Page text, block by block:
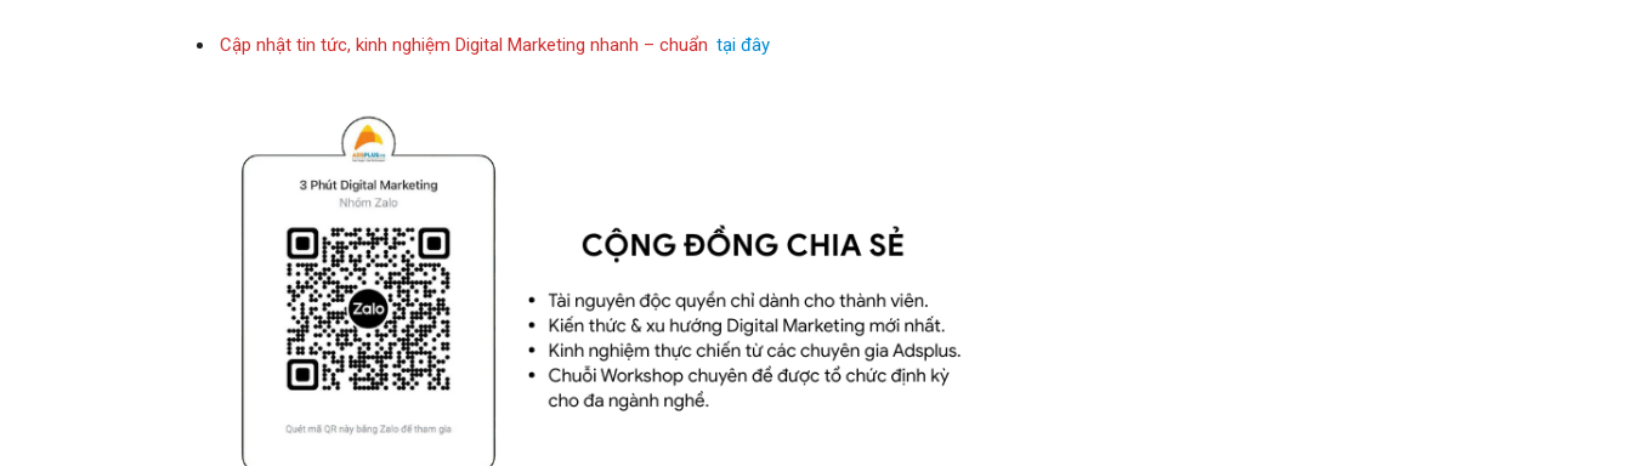
Cập nhật tin tức, kinh nghiệm Digital Marketing nhanh – chuẩn tại đây